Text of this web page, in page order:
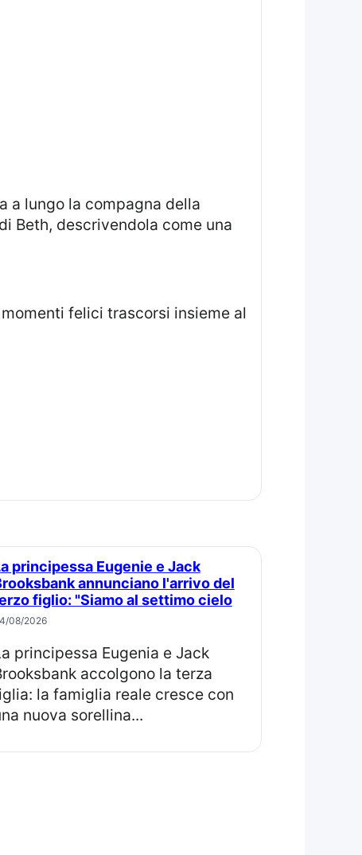
Beth, descrivendola come una
annunciano l'arrivo del
figlio: "Siamo al settimo cielo
08/2026
accolgono la terza
la famiglia reale cresce con
nuova sorellina...